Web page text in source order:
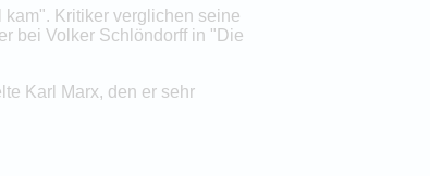
Kritiker verglichen seine
bei Volker Schlöndorff in "Die
Karl Marx, den er sehr